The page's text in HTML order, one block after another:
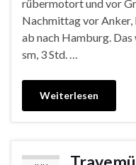
rübermotort und vor
Nachmittag vor Anker,
ab nach Hamburg.
sm, 3 Std. …
Weiterlesen